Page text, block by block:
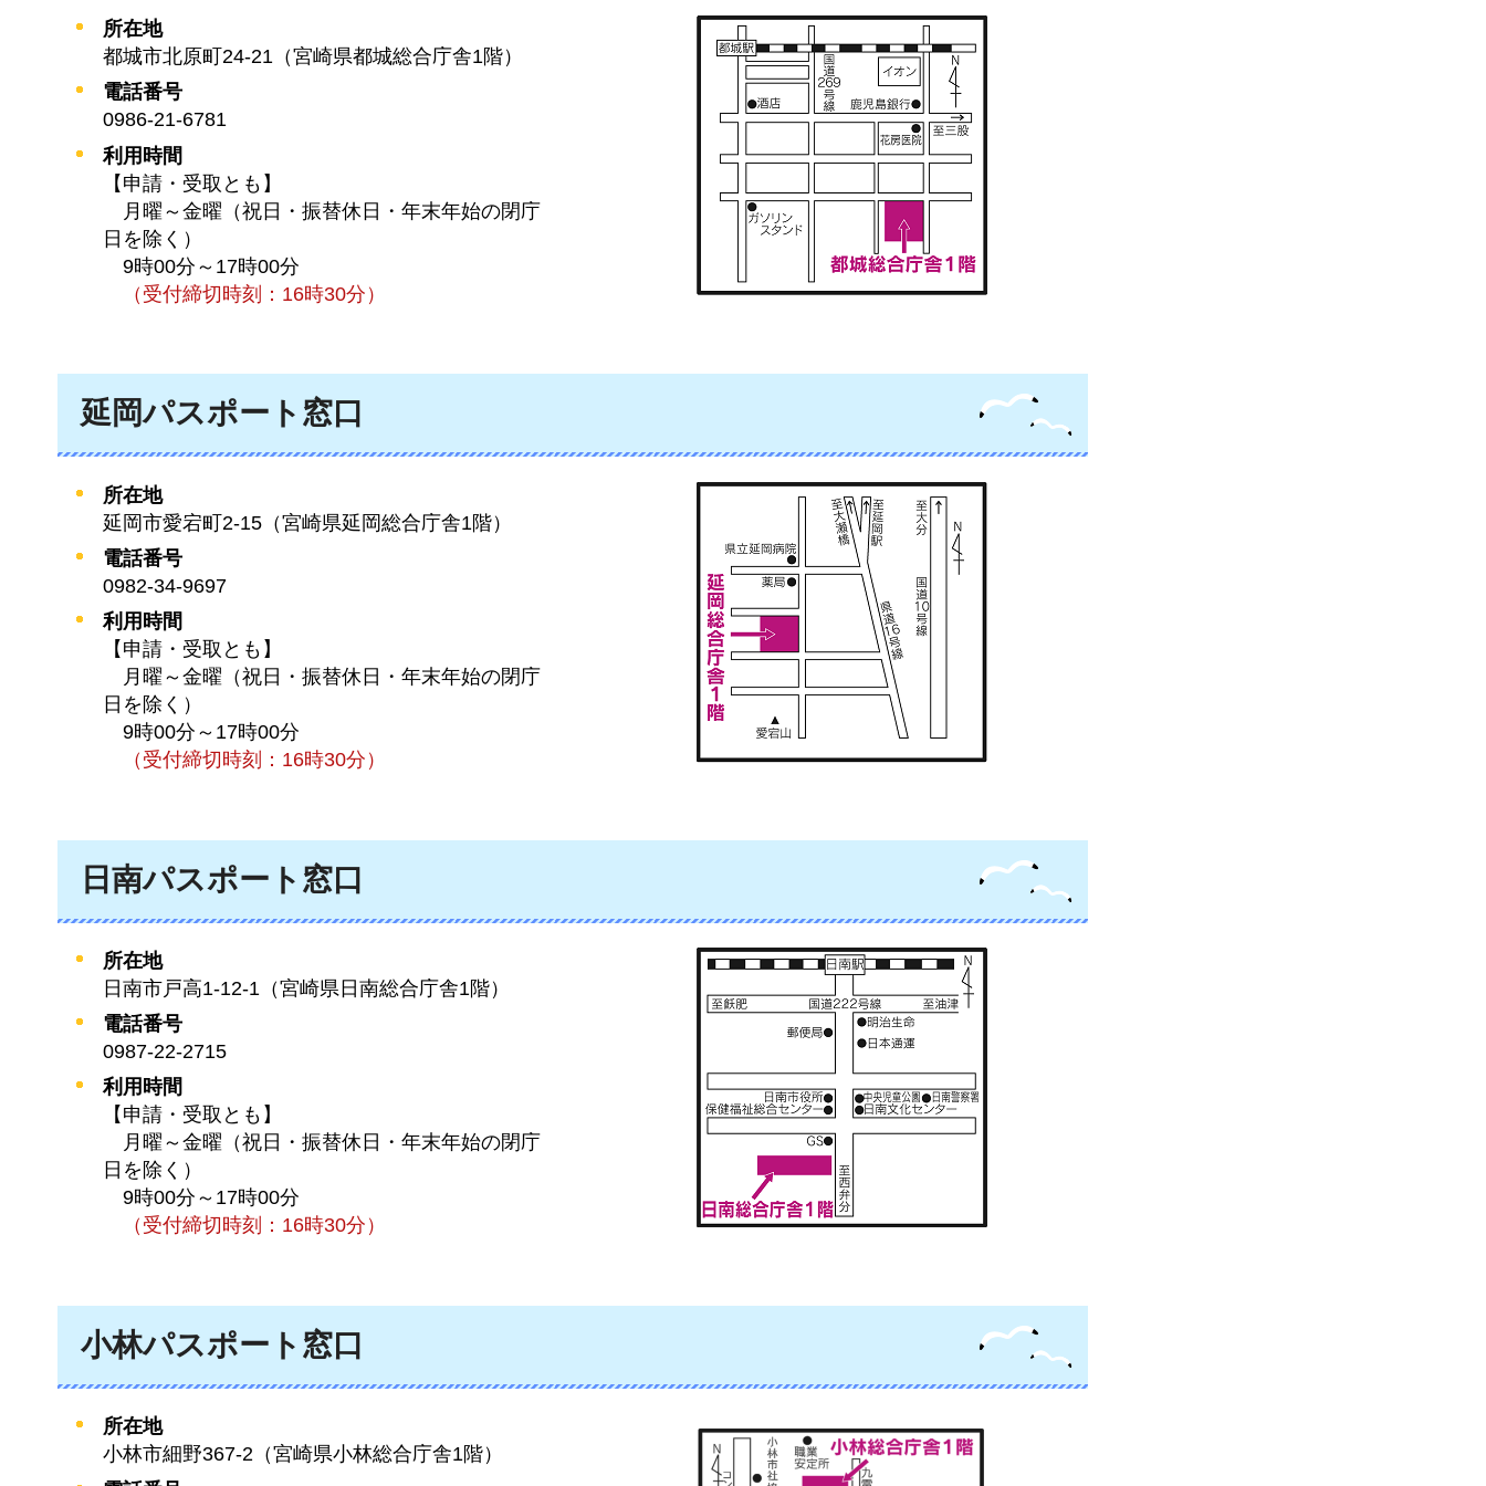
所在地
都城市北原町24-21（宮崎県都城総合庁舎1階）
電話番号
0986-21-6781
利用時間
【申請・受取とも】
月曜 ～金曜（祝日・振替休日・年末年始の閉庁
日を除く）
9時00分 ～17時00分
（ 受付締切時刻：16時30分）
延岡パスポート窓口
所在地
延岡市愛宕町2-15（宮崎県延岡総合庁舎1階）
電話番号
0982-34-9697
利用時間
【申請・受取とも】
月曜 ～金曜（祝日・振替休日・年末年始の閉庁
日を除く）
9時00分 ～17時00分
（ 受付締切時刻：16時30分）
日南パスポート窓口
所在地
日南市戸高1-12-1（宮崎県日南総合庁舎1階）
電話番号
0987-22-2715
利用時間
【申請・受取とも】
月曜 ～金曜（祝日・振替休日・年末年始の閉庁
日を除く）
9時00分 ～17時00分
（ 受付締切時刻：16時30分）
小林パスポート窓口
所在地
小林市細野367-2（宮崎県小林総合庁舎1階）